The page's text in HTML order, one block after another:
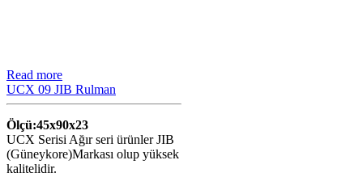
Read more
UCX 09 JIB Rulman
Ölçü:45x90x23
UCX Serisi Ağır seri ürünler JIB
(Güneykore)Markası olup yüksek
kalitelidir.